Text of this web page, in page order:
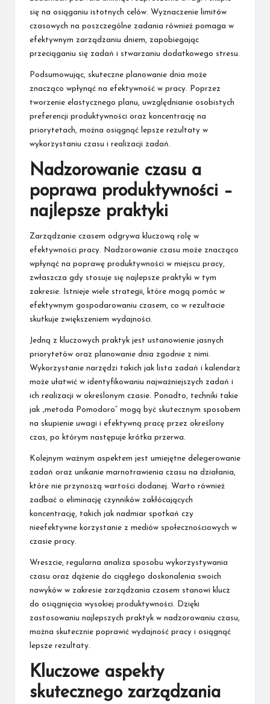
się na osiąganiu istotnych celów. Wyznaczenie limitów
czasowych na poszczególne zadania również pomaga w
efektywnym zarządzaniu dniem, zapobiegając
przeciąganiu się zadań i stwarzaniu dodatkowego stresu.
Podsumowując, skuteczne planowanie dnia może
znacząco wpłynąć na efektywność w pracy. Poprzez
tworzenie elastycznego planu, uwzględnianie osobistych
preferencji produktywności oraz koncentrację na
priorytetach, można osiągnąć lepsze rezultaty w
wykorzystaniu czasu i realizacji zadań.
Nadzorowanie czasu a
poprawa produktywności –
najlepsze praktyki
Zarządzanie czasem odgrywa kluczową rolę w
efektywności pracy. Nadzorowanie czasu może znacząco
wpłynąć na poprawę produktywności w miejscu pracy,
zwłaszcza gdy stosuje się najlepsze praktyki w tym
zakresie. Istnieje wiele strategii, które mogą pomóc w
efektywnym gospodarowaniu czasem, co w rezultacie
skutkuje zwiększeniem wydajności.
Jedną z kluczowych praktyk jest ustanowienie jasnych
priorytetów oraz planowanie dnia zgodnie z nimi.
Wykorzystanie narzędzi takich jak lista zadań i kalendarz
może ułatwić w identyfikowaniu najważniejszych zadań i
ich realizacji w określonym czasie. Ponadto, techniki takie
jak „metoda Pomodoro” mogą być skutecznym sposobem
na skupienie uwagi i efektywną pracę przez określony
czas, po którym następuje krótka przerwa.
Kolejnym ważnym aspektem jest umiejętne delegerowanie
zadań oraz unikanie marnotrawienia czasu na działania,
które nie przynoszą wartości dodanej. Warto również
zadbać o eliminację czynników zakłócających
koncentrację, takich jak nadmiar spotkań czy
nieefektywne korzystanie z mediów społecznościowych w
czasie pracy.
Wreszcie, regularna analiza sposobu wykorzystywania
czasu oraz dążenie do ciągłego doskonalenia swoich
nawyków w zakresie zarządzania czasem stanowi klucz
do osiągnięcia wysokiej produktywności. Dzięki
zastosowaniu najlepszych praktyk w nadzorowaniu czasu,
można skutecznie poprawić wydajność pracy i osiągnąć
lepsze rezultaty.
Kluczowe aspekty
skutecznego zarządzania